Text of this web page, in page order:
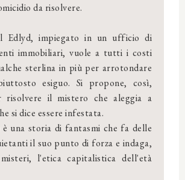
da risolvere.
Edlyd, impiegato in un ufficio di
immobiliari, vuole a tutti i costi
sterlina in più per arrotondare
esiguo. Si propone, così,
risolvere il mistero che aleggia a
si dice essere infestata.
è una storia di fantasmi che fa delle
il suo punto di forza e indaga,
l'etica capitalistica dell'età